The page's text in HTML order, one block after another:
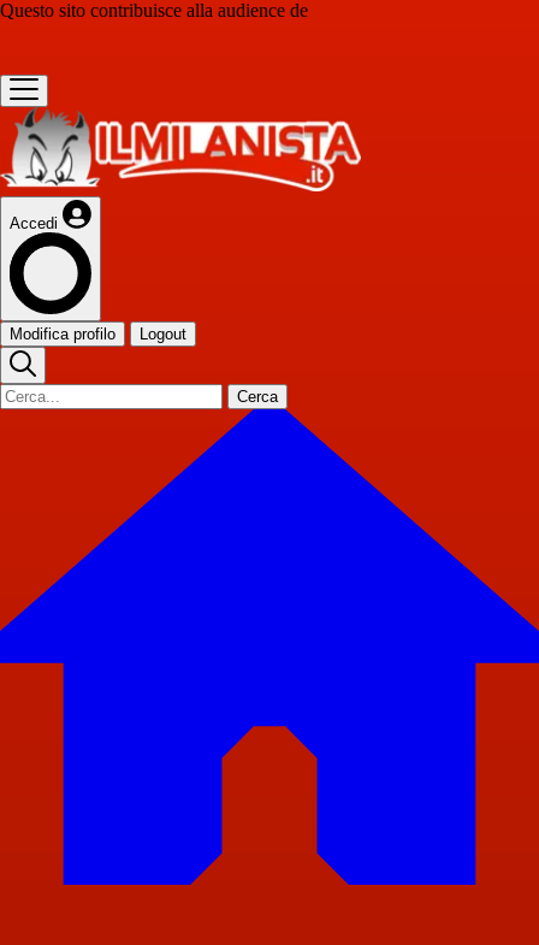
Questo sito contribuisce alla audience de
Accedi
Modifica profilo Logout
Cerca